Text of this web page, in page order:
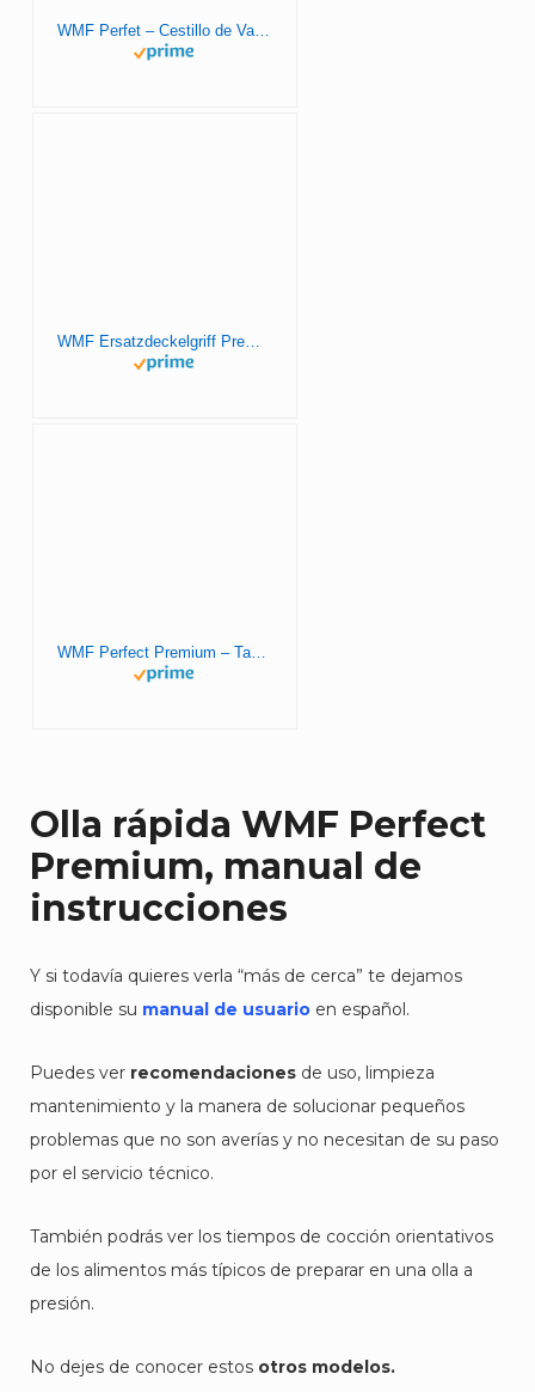
WMF Perfet – Cestillo de Vapor Sin Puente Para Olla a Presión. Apto para Ollas a Presión de Ø 22cm. Acero Inoxidable Cromargan Apto para Lavavajillas
WMF Ersatzdeckelgriff Premium 0895806030 extensión de la garantía
WMF Perfect Premium – Tapa con Mango para Ollas a Presión, Ø 22 cm
Olla rápida WMF Perfect
Premium, manual de
instrucciones
Y si todavía quieres verla “más de cerca” te dejamos
disponible su manual de usuario en español.
Puedes ver recomendaciones de uso, limpieza
mantenimiento y la manera de solucionar pequeños
problemas que no son averías y no necesitan de su paso
por el servicio técnico.
También podrás ver los tiempos de cocción orientativos
de los alimentos más típicos de preparar en una olla a
presión.
No dejes de conocer estos otros modelos.